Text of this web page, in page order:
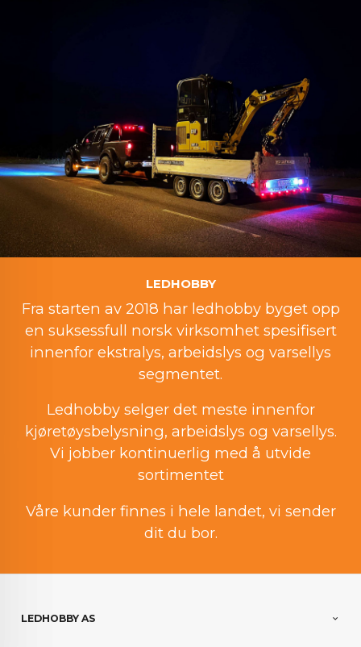
LEDHOBBY
Fra starten av 2018 har ledhobby byget opp
en suksessfull norsk virksomhet spesifisert
innenfor ekstralys, arbeidslys og varsellys
segmentet.
Ledhobby selger det meste innenfor
kjøretøysbelysning, arbeidslys og varsellys.
Vi jobber kontinuerlig med å utvide
sortimentet
Våre kunder finnes i hele landet, vi sender
dit du bor.
LEDHOBBY AS